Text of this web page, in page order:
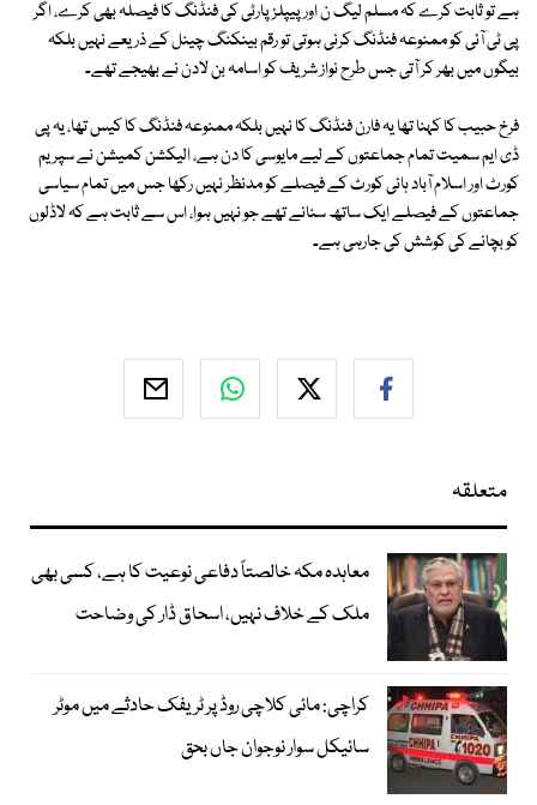
ہے تو ثابت کرے کہ مسلم لیگ ن اور پیپلزپارٹی کی فنڈنگ کا فیصلہ بھی کرے، اگر
پی ٹی آئی کو ممنوعہ فنڈنگ کرنی ہوتی تو رقم بینکنگ چینل کے ذریعے نہیں بلکہ
بیگوں میں بھر کر آتی جس طرح نواز شریف کو اسامہ بن لادن نے بھیجے تھے۔
فرخ حبیب کا کہنا تھا یہ فارن فنڈنگ کا نہیں بلکہ ممنوعہ فنڈنگ کا کیس تھا، یہ پی
ڈی ایم سمیت تمام جماعتوں کے لیے مایوسی کا دن ہے، الیکشن کمیشن نے سپریم
کورٹ اور اسلام آباد ہائی کورٹ کے فیصلے کو مدنظر نہیں رکھا جس میں تمام سیاسی
جماعتوں کے فیصلے ایک ساتھ سنانے تھے جو نہیں ہوا، اس سے ثابت ہے کہ لاڈلوں
کو بچانے کی کوشش کی جارہی ہے۔
متعلقہ
معاہدہ مکہ خالصتاً دفاعی نوعیت کا ہے، کسی بھی
ملک کے خلاف نہیں، اسحاق ڈار کی وضاحت
کراچی: مائی کلاچی روڈ پر ٹریفک حادثے میں موٹر
سائیکل سوار نوجوان جاں بحق